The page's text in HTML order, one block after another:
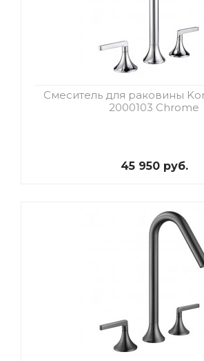
Смеситель для раковины
2000103 Chrome
45 950 руб.